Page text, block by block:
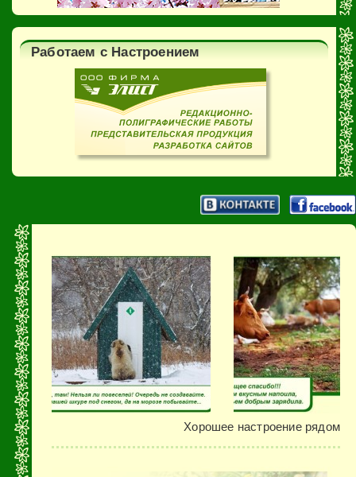
Работаем с Настроением
Хорошее настроение рядом